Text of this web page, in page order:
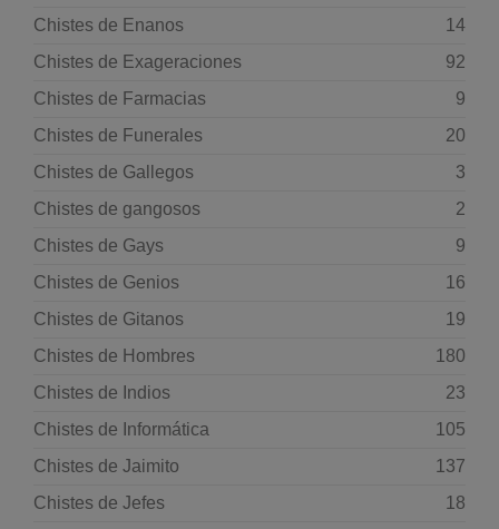
Chistes de Enanos
14
Chistes de Exageraciones
92
Chistes de Farmacias
9
Chistes de Funerales
20
Chistes de Gallegos
3
Chistes de gangosos
2
Chistes de Gays
9
Chistes de Genios
16
Chistes de Gitanos
19
Chistes de Hombres
180
Chistes de Indios
23
Chistes de Informática
105
Chistes de Jaimito
137
Chistes de Jefes
18